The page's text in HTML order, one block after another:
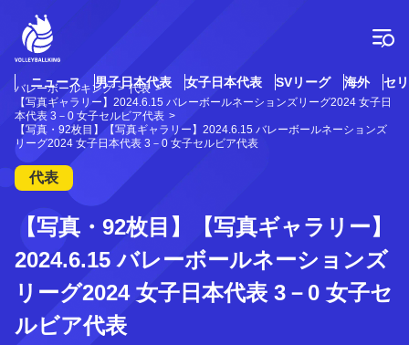
テ
ツ
プ
ニュース 男子日本代表 女子日本代表 SVリーグ 海外 セ
バレーボールキング
代表
【写真ギャラリー】2024.6.15 バレーボールネーションズリーグ2024 女子日
本代表 3－0 女子セルビア代表
【写真・92枚目】【写真ギャラリー】2024.6.15 バレーボールネーションズ
リーグ2024 女子日本代表 3－0 女子セルビア代表
代表
【写真・92枚目】【写真ギャラリー】
2024.6.15 バレーボールネーションズ
リーグ2024 女子日本代表 3－0 女子セ
ルビア代表